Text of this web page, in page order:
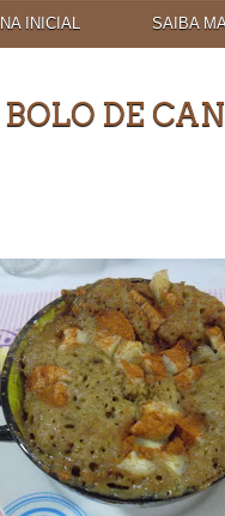
INICIAL SAIBA
BOLO DE